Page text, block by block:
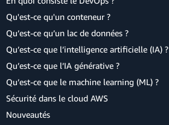
Qu'est-ce qu'un conteneur ?
Qu’est-ce qu’un lac de données ?
Qu’est-ce que l’intelligence artificielle (IA) ?
Qu’est-ce que l’IA générative ?
Qu’est-ce que le machine learning (ML) ?
Sécurité dans le cloud AWS
Nouveautés